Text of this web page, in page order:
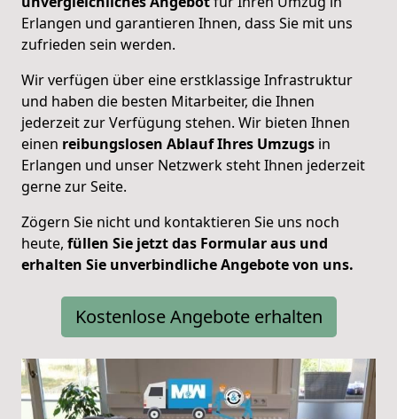
Erlangen und garantieren Ihnen, dass Sie mit uns
zufrieden sein werden.
Wir verfügen über eine erstklassige Infrastruktur
und haben die besten Mitarbeiter, die Ihnen
jederzeit zur Verfügung stehen. Wir bieten Ihnen
einen reibungslosen Ablauf Ihres Umzugs in
Erlangen und unser Netzwerk steht Ihnen jederzeit
gerne zur Seite.
Zögern Sie nicht und kontaktieren Sie uns noch
heute, füllen Sie jetzt das Formular aus und
erhalten Sie unverbindliche Angebote von uns.
Kostenlose Angebote erhalten